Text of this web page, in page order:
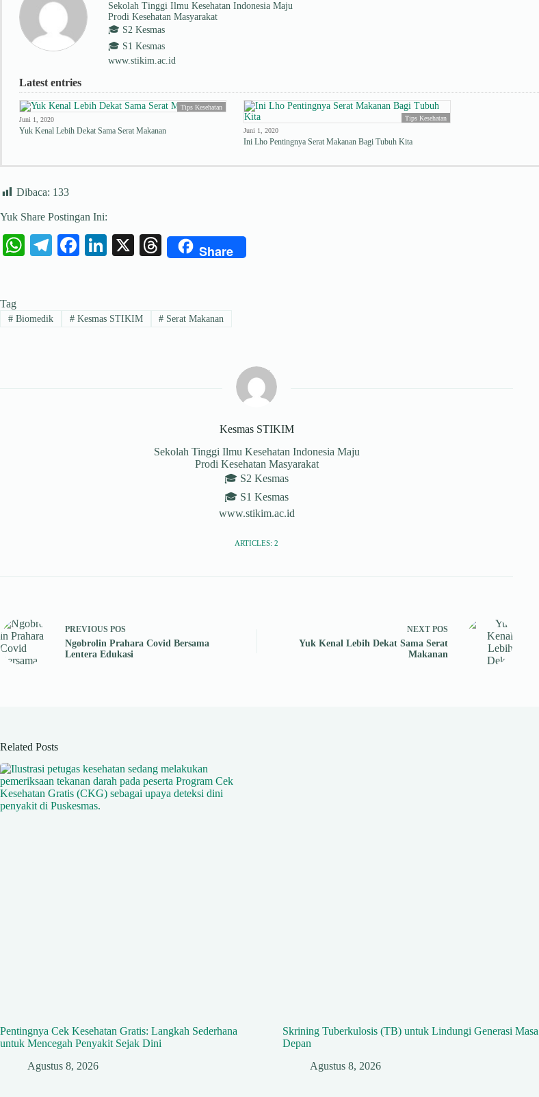
Sekolah Tinggi Ilmu Kesehatan Indonesia Maju
Prodi Kesehatan Masyarakat
🎓 S2 Kesmas
🎓 S1 Kesmas
www.stikim.ac.id
Latest entries
Tips Kesehatan
Juni 1, 2020
Yuk Kenal Lebih Dekat Sama Serat Makanan
Tips Kesehatan
Juni 1, 2020
Ini Lho Pentingnya Serat Makanan Bagi Tubuh Kita
Dibaca: 133
Yuk Share Postingan Ini:
W
A
Te
a
Fa
ok
Li
In
X
T
ds
Share
Tag
#Biomedik #Kesmas STIKIM # Serat Makanan
Kesmas STIKIM
Sekolah Tinggi Ilmu Kesehatan Indonesia Maju
Prodi Kesehatan Masyarakat
🎓 S2 Kesmas
🎓 S1 Kesmas
www.stikim.ac.id
ARTICLES: 2
PREVIOUS POS
Ngobrolin Prahara Covid Bersama
Lentera Edukasi
NEXT POS
Yuk Kenal Lebih Dekat Sama Serat
Makanan
Related Posts
Pentingnya Cek Kesehatan Gratis: Langkah Sederhana
untuk Mencegah Penyakit Sejak Dini
Agustus 8, 2026
Skrining Tuberkulosis (TB) untuk Lindungi Generasi Masa
Depan
Agustus 8, 2026